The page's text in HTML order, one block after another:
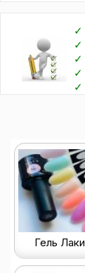
✓
✓
✓
✓
✓
Гель Лаки